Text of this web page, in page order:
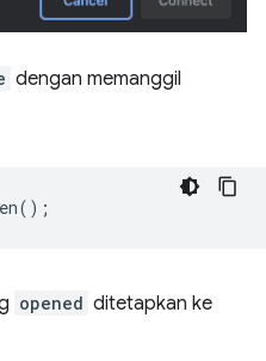
dengan memanggil
();
opened ditetapkan ke